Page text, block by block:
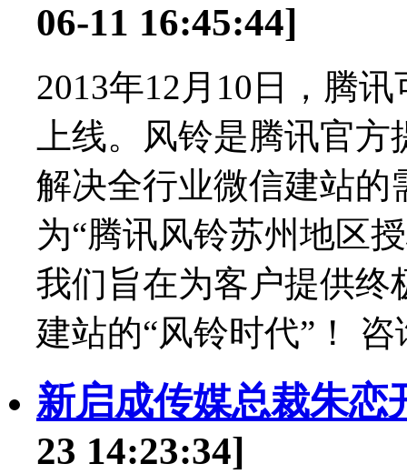
06-11 16:45:44]
2013年12月10日，腾
上线。风铃是腾讯官
解决全行业微信建站的
为“腾讯风铃苏州地区
我们旨在为客户提供终
建站的“风铃时代”！
新启成传媒总裁朱恋
23 14:23:34]